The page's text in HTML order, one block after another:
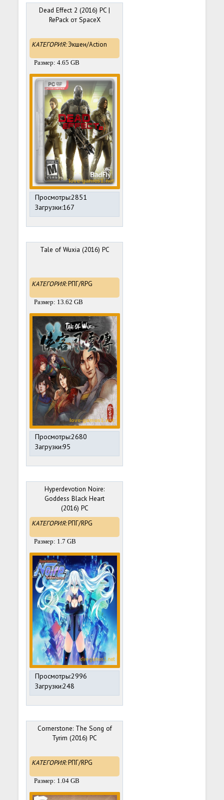
Dead Effect 2 (2016) PC |
RePack от SpaceX
КАТЕГОРИЯ:Экшен/Action
Размер: 4.65 GB
Просмотры:2851
Загрузки:167
Tale of Wuxia (2016) PC
КАТЕГОРИЯ:РПГ/RPG
Размер: 13.62 GB
Просмотры:2680
Загрузки:95
Hyperdevotion Noire:
Goddess Black Heart
(2016) PC
КАТЕГОРИЯ:РПГ/RPG
Размер: 1.7 GB
Просмотры:2996
Загрузки:248
Cornerstone: The Song of
Tyrim (2016) PC
КАТЕГОРИЯ:РПГ/RPG
Размер: 1.04 GB